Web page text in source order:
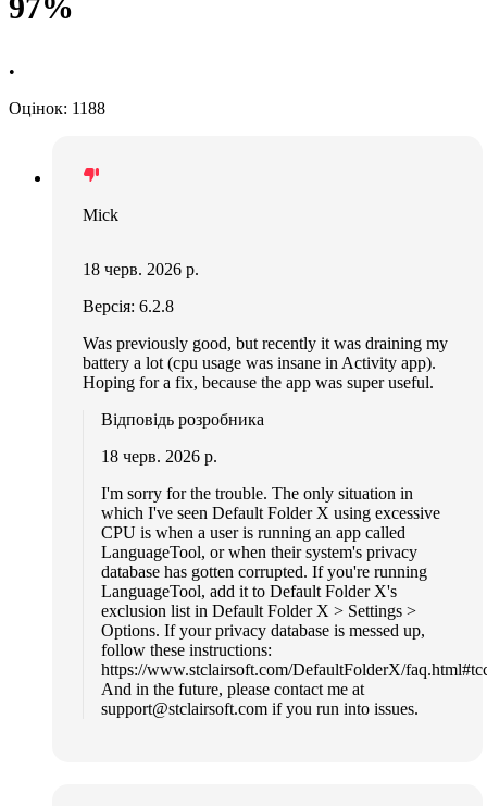
•
Оцінок: 1188
Mick
18 черв. 2026 р.
Версія: 6.2.8
Was previously good, but recently it was draining my
battery a lot (cpu usage was insane in Activity app).
Hoping for a fix, because the app was super useful.
Відповідь розробника
18 черв. 2026 р.
I'm sorry for the trouble. The only situation in
which I've seen Default Folder X using excessive
CPU is when a user is running an app called
LanguageTool, or when their system's privacy
database has gotten corrupted. If you're running
LanguageTool, add it to Default Folder X's
exclusion list in Default Folder X > Settings >
Options. If your privacy database is messed up,
follow these instructions:
https://www.stclairsoft.com/DefaultFolderX/
And in the future, please contact me at
support@stclairsoft.com if you run into issues.